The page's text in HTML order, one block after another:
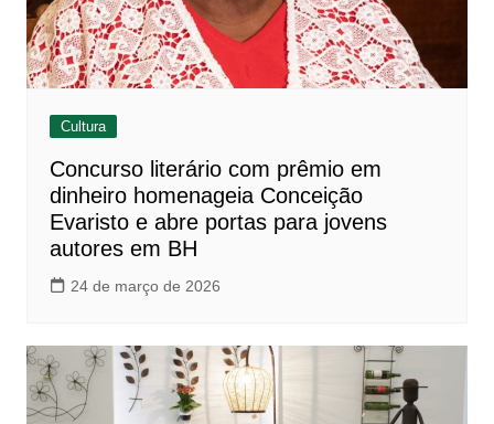
Cultura
Concurso literário com prêmio em
dinheiro homenageia Conceição
Evaristo e abre portas para jovens
autores em BH
24 de março de 2026